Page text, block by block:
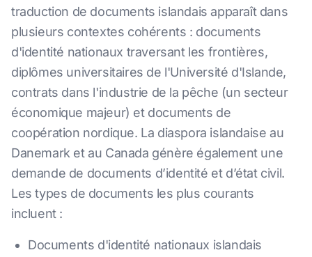
traduction de documents islandais apparaît dans
plusieurs contextes cohérents : documents
d'identité nationaux traversant les frontières,
diplômes universitaires de l'Université d'Islande,
contrats dans l'industrie de la pêche (un secteur
économique majeur) et documents de
coopération nordique. La diaspora islandaise au
Danemark et au Canada génère également une
demande de documents d’identité et d’état civil.
Les types de documents les plus courants
incluent :
Documents d'identité nationaux islandais